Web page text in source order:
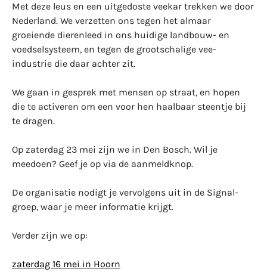
Met deze leus en een uitgedoste veekar trekken we door
Nederland. We verzetten ons tegen het almaar
groeiende dierenleed in ons huidige landbouw- en
voedselsysteem, en tegen de grootschalige vee-
industrie die daar achter zit.
We gaan in gesprek met mensen op straat, en hopen
die te activeren om een voor hen haalbaar steentje bij
te dragen.
Op zaterdag 23 mei zijn we in Den Bosch. Wil je
meedoen? Geef je op via de aanmeldknop.
De organisatie nodigt je vervolgens uit in de Signal-
groep, waar je meer informatie krijgt.
Verder zijn we op:
zaterdag 16 mei in Hoorn